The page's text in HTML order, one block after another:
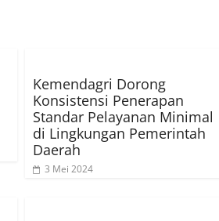
Kemendagri Dorong
Konsistensi Penerapan
Standar Pelayanan Minimal
di Lingkungan Pemerintah
Daerah
3 Mei 2024